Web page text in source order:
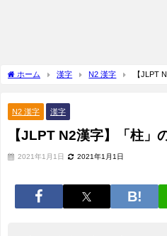
ホーム 漢字 N2 漢字 【JLPT
N2 漢字 漢字
【JLPT N2漢字】「柱」
2021年1月1日 2021年1月1日